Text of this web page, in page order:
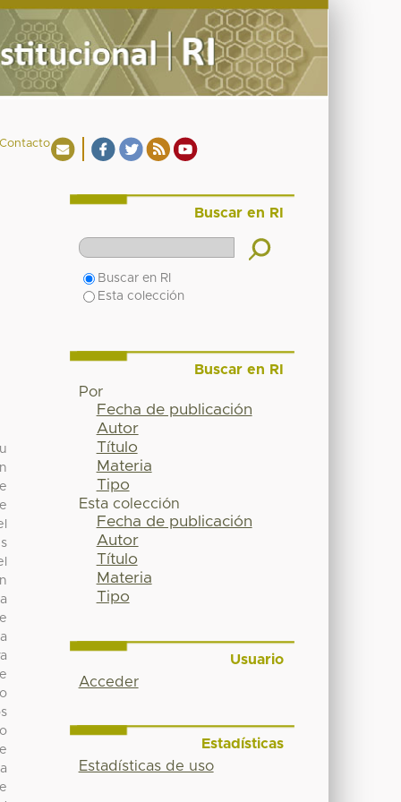
Buscar en RI
Buscar en RI
Esta colección
Buscar en RI
Por
Fecha de publicación
Autor
Título
Materia
Tipo
Esta colección
Fecha de publicación
Autor
Título
Materia
Tipo
Usuario
Acceder
Estadísticas
Estadísticas de uso